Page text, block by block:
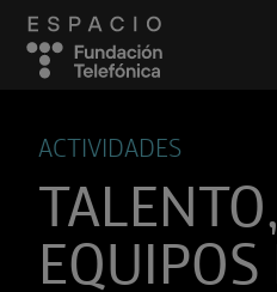
ACTIVIDADES